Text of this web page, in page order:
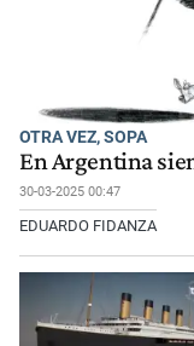
OTRA VEZ, SOPA
En Argentina
30-03-2025 00:47
EDUARDO FIDANZA